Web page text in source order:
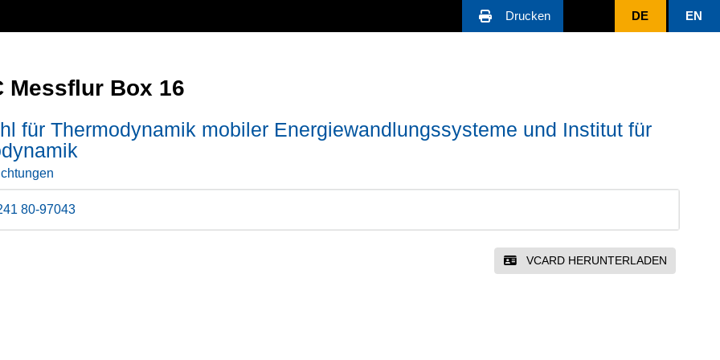
Drucken DE EN
Messflur Box 16
für Thermodynamik mobiler Energiewandlungssysteme und Institut für
80-97043
VCARD HERUNTERLADEN